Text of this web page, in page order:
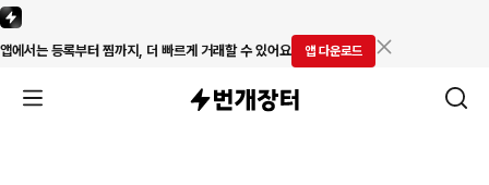
앱에서는 등록부터 찜까지, 더 빠르게 거래할 수 있어요 앱 다운로드